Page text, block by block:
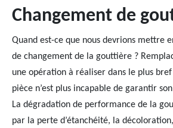
Changement de
Quand est-ce que nous devrions mettre
de changement de la gouttière ?
une opération à réaliser dans le plus
pièce n’est plus incapable de garantir
La dégradation de performance de la
par la perte d’étanchéité, la